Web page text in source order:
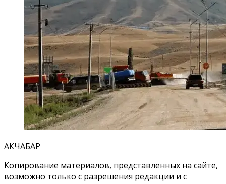
АКЧАБАР
Копирование материалов, представленных на сайте,
возможно только с разрешения редакции и с